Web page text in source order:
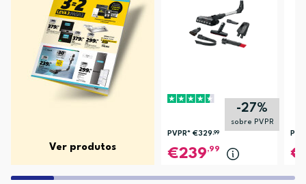
Ver produtos
-27%
sobre PVPR
PVPR* €329,99
239,99